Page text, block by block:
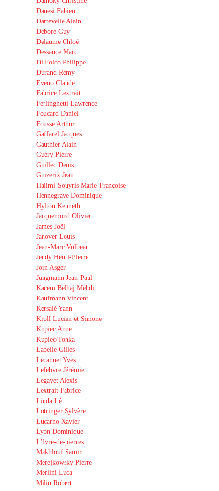
Danesi Fabien
Dartevelle Alain
Debore Guy
Delaume Chloé
Dessauce Marc
Di Folco Philippe
Durand Rémy
Eveno Claude
Fabrice Lextrait
Ferlinghetti Lawrence
Foucard Daniel
Fousse Arthur
Gaffarel Jacques
Gauthier Alain
Guéry Pierre
Guillec Denis
Guizerix Jean
Halimi-Souyris Marie-Françoise
Hennegrave Dominique
Hylton Kenneth
Jacquemond Olivier
James Joël
Janover Louis
Jean-Marc Vulbeau
Jeudy Henri-Pierre
Jorn Asger
Jungmann Jean-Paul
Kacem Belhaj Mehdi
Kaufmann Vincent
Kersalé Yann
Kroll Lucien et Simone
Kupiec Anne
Kupiec/Tonka
Labelle Gilles
Lecanuet Yves
Lefebvre Jérémie
Legayet Alexis
Lextrait Fabrice
Linda Lê
Lotringer Sylvère
Lucarno Xavier
Lyon Dominique
L’Ivre-de-pierres
Makhlouf Samir
Merejkowsky Pierre
Merlini Luca
Milin Robert